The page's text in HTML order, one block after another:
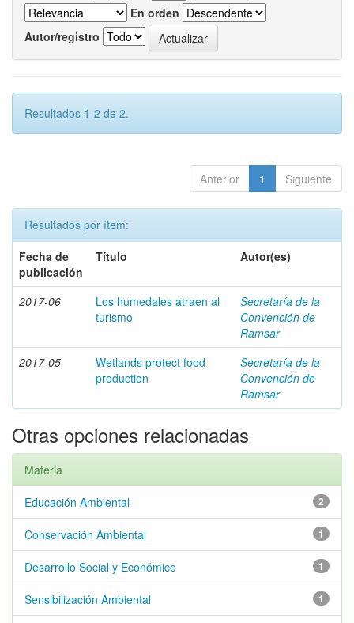
En orden
Autor/registro
Resultados 1-2 de 2.
Anterior 1 Siguiente
Resultados por ítem:
Fecha de
publicación
Título Autor(es)
2017-06
Los humedales atraen al
turismo
Secretaría de la
Convención de
Ramsar
2017-05
Wetlands protect food
production
Secretaría de la
Convención de
Ramsar
Otras opciones relacionadas
Materia
2
Educación Ambiental
1
Conservación Ambiental
1
Desarrollo Social y Económico
1
Sensibilización Ambiental